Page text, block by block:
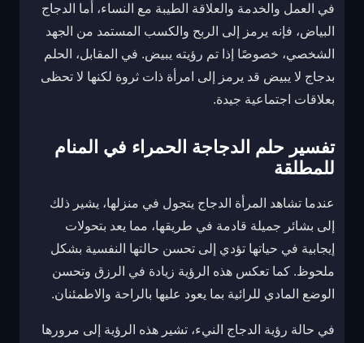
في العمل والخدمة والعلاقة الطيبة مع النساء، أما الدجاج
البياض، فإنه يرمز إلى الربح والكسب المستمد من الجهد
الشخصي، خصوصًا إذا تم رؤيته يبيض. في المقابل، الحلم
بدجاج لا يبيض قد يرمز إلى امرأة ذات ثروة لكنها لا تحظى
بعلاقات اجتماعية جيدة.
تفسير حلم الدجاجة الحمراء في المنام
للمطلقة
عندما تشاهد المرأة الدجاج يتجول في منزلها، يشير ذلك
إلى بشائر جميلة قادمة في طريقها، مما يعد بتحولات
إيجابية في حياتها تؤدي إلى تحسن حالتها النفسية بشكل
ملحوظ. كما تعكس هذه الرؤية زيادة في الرزق وتحسن
الوضع المادي للرائية بما يعود عليها بالراحة والاطمئنان.
في حالة رؤية الدجاج النيء، تشير هذه الرؤية إلى مرورها